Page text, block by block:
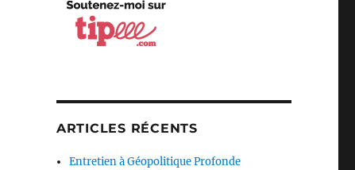
ARTICLES RÉCENTS
Entretien à Géopolitique Profonde